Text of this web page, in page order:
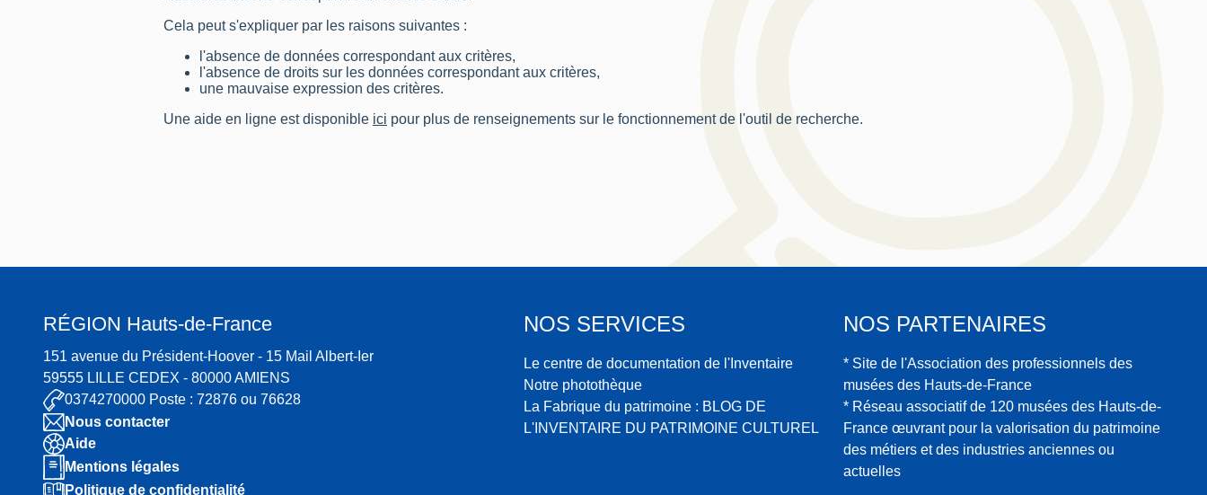
Cela peut s'expliquer par les raisons suivantes :
l'absence de données correspondant aux critères,
l'absence de droits sur les données correspondant aux critères,
une mauvaise expression des critères.
Une aide en ligne est disponible ici pour plus de renseignements sur le fonctionnement de l'outil de recherche.
RÉGION Hauts-de-France
151 avenue du Président-Hoover - 15 Mail Albert-Ier
59555 LILLE CEDEX - 80000 AMIENS
0374270000 Poste : 72876 ou 76628
Nous contacter
Aide
Mentions légales
Politique de confidentialité
NOS SERVICES
Le centre de documentation de l'Inventaire
Notre photothèque
La Fabrique du patrimoine : BLOG DE
L'INVENTAIRE DU PATRIMOINE CULTUREL
NOS PARTENAIRES
* Site de l'Association des professionnels des
musées des Hauts-de-France
* Réseau associatif de 120 musées des Hauts-de-
France œuvrant pour la valorisation du patrimoine
des métiers et des industries anciennes ou
actuelles